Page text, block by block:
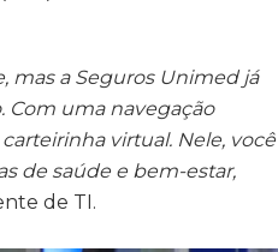
mas a Seguros Unimed já
Com uma navegação
virtual. Nele, você
de saúde e bem-estar,
de TI.